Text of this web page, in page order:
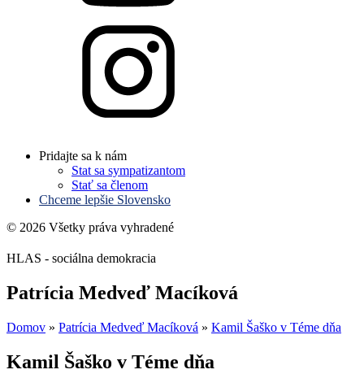
Pridajte sa k nám
Stat sa sympatizantom
Stať sa členom
Chceme lepšie Slovensko
© 2026 Všetky práva vyhradené
HLAS - sociálna demokracia
Patrícia Medveď Macíková
Domov » Patrícia Medveď Macíková » Kamil Šaško v Téme dňa
Kamil Šaško v Téme dňa